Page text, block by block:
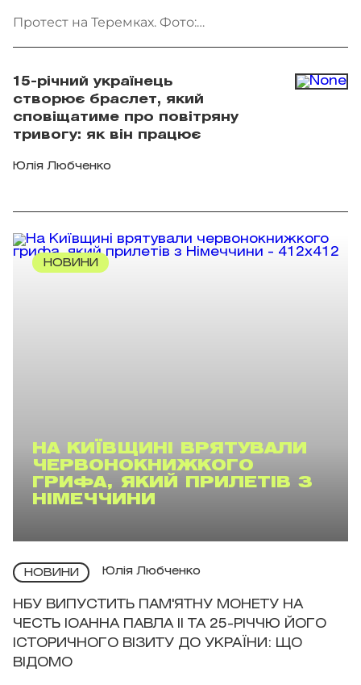
Протест на Теремках. Фото:
15-річний українець
створює браслет, який
сповіщатиме про повітряну
тривогу: як він працює
Юлія Любченко
НОВИНИ
НА КИЇВЩИНІ ВРЯТУВАЛИ
ЧЕРВОНОКНИЖКОГО
ГРИФА, ЯКИЙ ПРИЛЕТІВ З
НІМЕЧЧИНИ
НОВИНИ Юлія Любченко
НБУ ВИПУСТИТЬ ПАМ'ЯТНУ МОНЕТУ НА
ЧЕСТЬ ІОАННА ПАВЛА II ТА 25-РІЧЧЮ ЙОГО
ІСТОРИЧНОГО ВІЗИТУ ДО УКРАЇНИ: ЩО
ВІДОМО